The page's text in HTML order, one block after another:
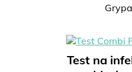
Test na